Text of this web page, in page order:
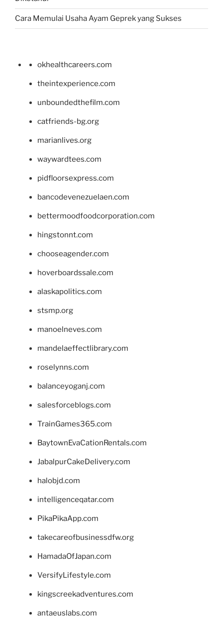
Cara Memulai Usaha Ayam Geprek yang Sukses
okhealthcareers.com
theintexperience.com
unboundedthefilm.com
catfriends-bg.org
marianlives.org
waywardtees.com
pidfloorsexpress.com
bancodevenezuelaen.com
bettermoodfoodcorporation.com
hingstonnt.com
chooseagender.com
hoverboardssale.com
alaskapolitics.com
stsmp.org
manoelneves.com
mandelaeffectlibrary.com
roselynns.com
balanceyoganj.com
salesforceblogs.com
TrainGames365.com
BaytownEvaCationRentals.com
JabalpurCakeDelivery.com
halobjd.com
intelligenceqatar.com
PikaPikaApp.com
takecareofbusinessdfw.org
HamadaOfJapan.com
VersifyLifestyle.com
kingscreekadventures.com
antaeuslabs.com